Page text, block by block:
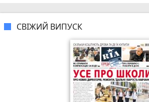
СВІЖИЙ ВИПУСК